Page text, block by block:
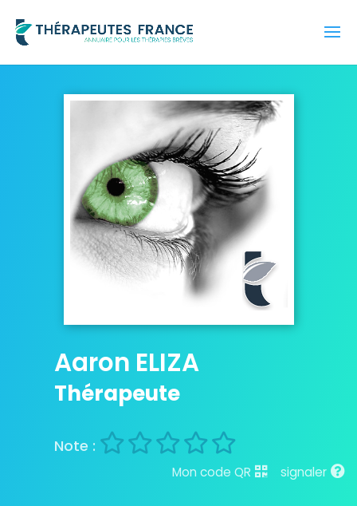
Aaron ELIZA
Thérapeute
signaler
Mon code QR